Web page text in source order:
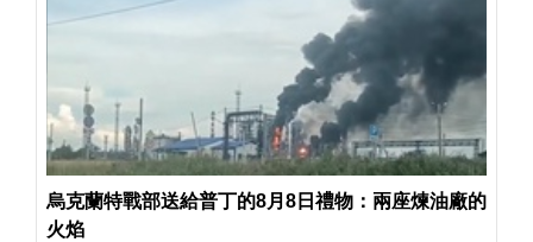
烏克蘭特戰部送給普丁的8月8日禮物：兩座煉油廠的
火焰